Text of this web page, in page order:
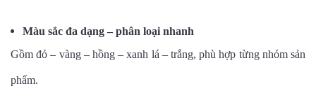
Màu sắc đa dạng – phân loại nhanh
Gồm đỏ – vàng – hồng – xanh lá – trắng, phù hợp từng nhóm sản
phẩm.